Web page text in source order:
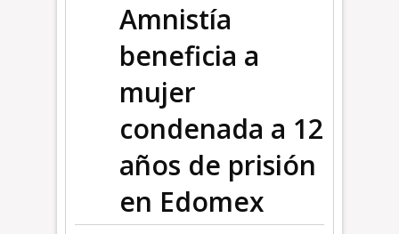
Amnistía
beneficia a
mujer
condenada a 12
años de prisión
en Edomex